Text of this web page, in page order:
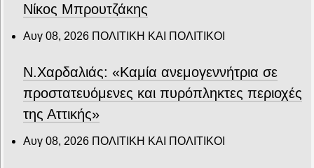
Νίκος Μπρουτζάκης
Αυγ 08, 2026 ΠΟΛΙΤΙΚΗ ΚΑΙ ΠΟΛΙΤΙΚΟΙ
Ν.Χαρδαλιάς: «Καμία ανεμογεννήτρια σε
προστατευόμενες και πυρόπληκτες περιοχές
της Αττικής»
Αυγ 08, 2026 ΠΟΛΙΤΙΚΗ ΚΑΙ ΠΟΛΙΤΙΚΟΙ